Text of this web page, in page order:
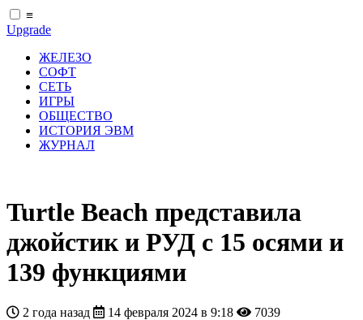
≡
Upgrade
ЖЕЛЕЗО
СОФТ
СЕТЬ
ИГРЫ
ОБЩЕСТВО
ИСТОРИЯ ЭВМ
ЖУРНАЛ
Turtle Beach представила
джойстик и РУД с 15 осями и
139 функциями
2 года назад 14 февраля 2024 в 9:18
7039